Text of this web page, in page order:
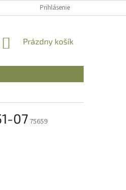
Prihlásenie
NÁKUPNÝ
Prázdny košík
0775659